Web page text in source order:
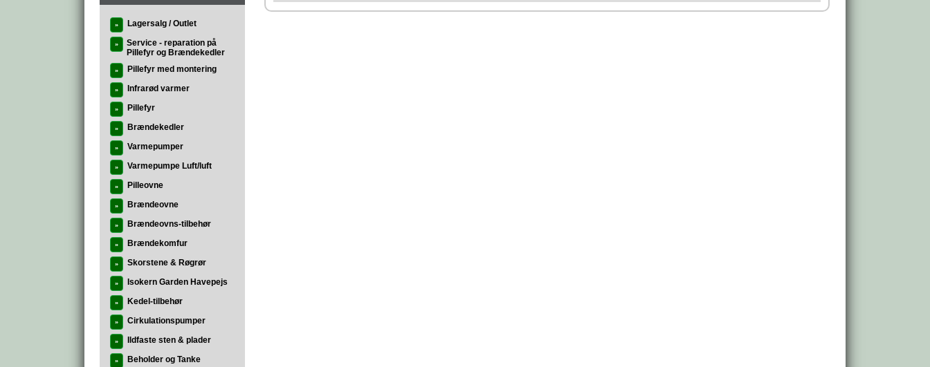
» Lagersalg / Outlet
»
Service - reparation på
Pillefyr og Brændekedler
» Pillefyr med montering
» Infrarød varmer
» Pillefyr
» Brændekedler
» Varmepumper
» Varmepumpe Luft/luft
» Pilleovne
» Brændeovne
» Brændeovns-tilbehør
» Brændekomfur
» Skorstene & Røgrør
» Isokern Garden Havepejs
» Kedel-tilbehør
» Cirkulationspumper
» Ildfaste sten & plader
» Beholder og Tanke